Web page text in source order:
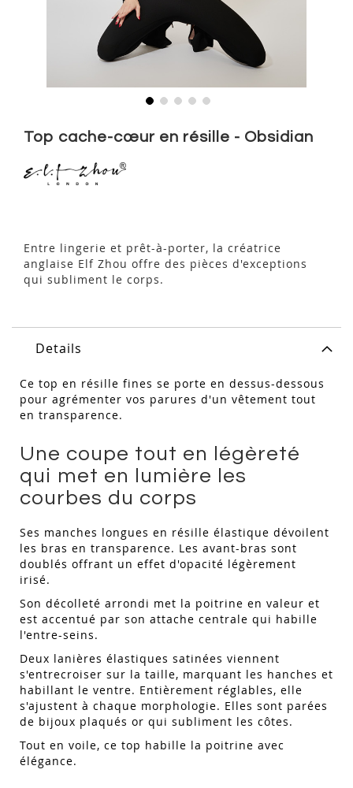
beginning
Top cache-cœur en résille - Obsidian
Entre lingerie et prêt-à-porter, la créatrice
anglaise Elf Zhou offre des pièces d'exceptions
qui subliment le corps.
Details
Ce top en résille fines se porte en dessus-dessous
pour agrémenter vos parures d'un vêtement tout
en transparence.
Une coupe tout en légèreté
qui met en lumière les
courbes du corps
Ses manches longues en résille élastique dévoilent
les bras en transparence. Les avant-bras sont
doublés offrant un effet d'opacité légèrement
irisé.
Son décolleté arrondi met la poitrine en valeur et
est accentué par son attache centrale qui habille
l'entre-seins.
Deux lanières élastiques satinées viennent
s'entrecroiser sur la taille, marquant les hanches et
habillant le ventre. Entièrement réglables, elle
s'ajustent à chaque morphologie. Elles sont parées
de bijoux plaqués or qui subliment les côtes.
Tout en voile, ce top habille la poitrine avec
élégance.